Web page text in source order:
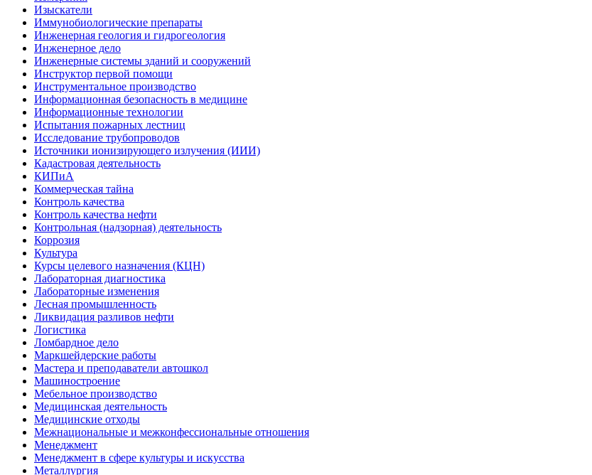
Изыскатели
Иммунобиологические препараты
Инженерная геология и гидрогеология
Инженерное дело
Инженерные системы зданий и сооружений
Инструктор первой помощи
Инструментальное производство
Информационная безопасность в медицине
Информационные технологии
Испытания пожарных лестниц
Исследование трубопроводов
Источники ионизирующего излучения (ИИИ)
Кадастровая деятельность
КИПиА
Коммерческая тайна
Контроль качества
Контроль качества нефти
Контрольная (надзорная) деятельность
Коррозия
Культура
Курсы целевого назначения (КЦН)
Лабораторная диагностика
Лабораторные изменения
Лесная промышленность
Ликвидация разливов нефти
Логистика
Ломбардное дело
Маркшейдерские работы
Мастера и преподаватели автошкол
Машиностроение
Мебельное производство
Медицинская деятельность
Медицинские отходы
Межнациональные и межконфессиональные отношения
Менеджмент
Менеджмент в сфере культуры и искусства
Металлургия